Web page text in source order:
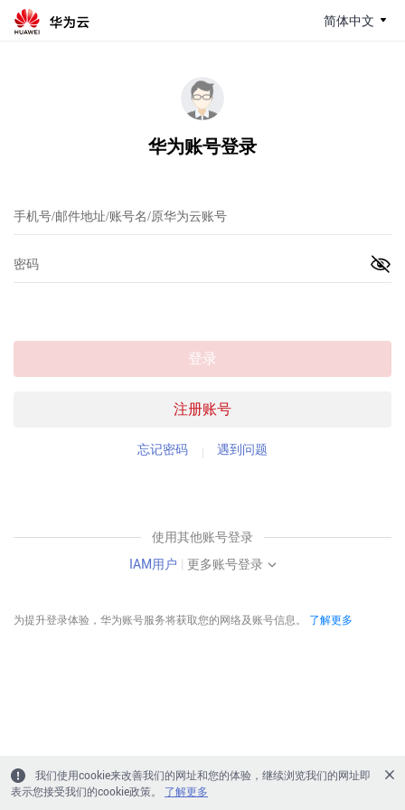
简体中文
华为账号登录
注册账号
登录
忘记密码 遇到问题
使用其他账号登录
IAM用户 | 更多账号登录
为提升登录体验，华为账号服务将获取您的网络及账号信息。 了解更多
我们使用cookie来改善我们的网址和您的体验，继续浏览我们的网址即
表示您接受我们的cookie政策。
了解更多